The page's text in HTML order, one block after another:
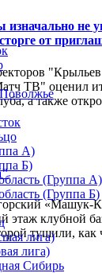
не
от
ТВ" оценил
а также
«Машук-
этаж клубной
тушили, как
А)
Б)
(Группа А)
(Группа Б)
лига)
лига)
Сибирь